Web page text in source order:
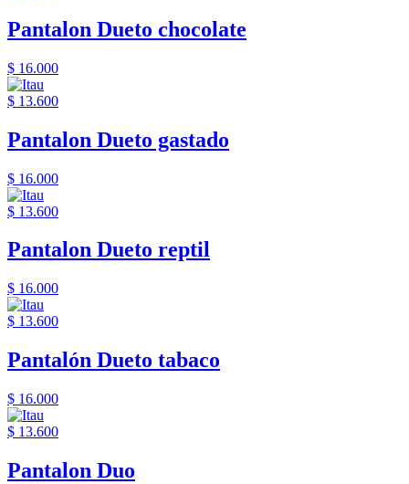
Pantalon Dueto chocolate
$ 16.000
$ 13.600
Pantalon Dueto gastado
$ 16.000
$ 13.600
Pantalon Dueto reptil
$ 16.000
$ 13.600
Pantalón Dueto tabaco
$ 16.000
$ 13.600
Pantalon Duo